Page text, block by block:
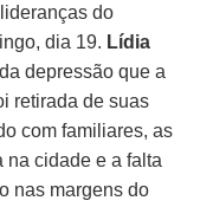
do
dia 19. Lídia
depressão que a
retirada de suas
com familiares, as
na cidade e a falta
nas margens do